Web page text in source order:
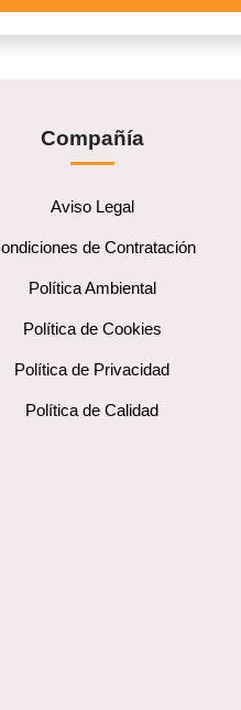
Compañía
Aviso Legal
de Contratación
Política Ambiental
Política de Cookies
Política de Privacidad
Política de Calidad